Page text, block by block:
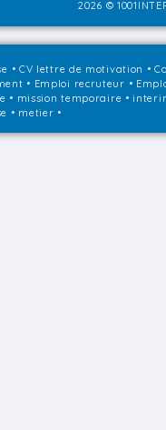
2026 ©
• CV lettre de motivation •
• Emploi recruteur •
• mission temporaire •
• metier •